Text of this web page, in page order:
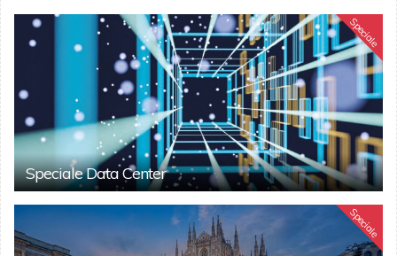
Speciale
Speciale Data Center
Speciale